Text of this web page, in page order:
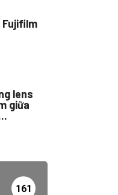
Fujifilm
lens
giữa
161